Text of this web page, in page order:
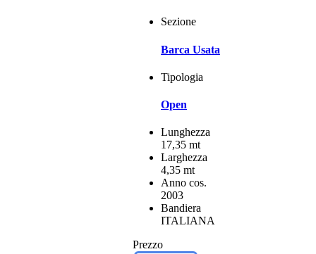
Sezione
Barca Usata
Tipologia
Open
Lunghezza
17,35 mt
Larghezza
4,35 mt
Anno cos.
2003
Bandiera
ITALIANA
Prezzo